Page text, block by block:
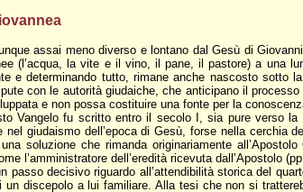
assai meno diverso e lontano dal Gesù di
(l’acqua, la vite e il vino, il pane, il pastore) a una
e determinando tutto, rimane anche nascosto
con le autorità giudaiche, che anticipano il
e non possa costituire una fonte per la
Vangelo fu scritto entro il secolo I, sia pure verso
nel giudaismo dell’epoca di Gesù, forse nella cerchia
una soluzione che rimanda originariamente
l’amministratore dell’eredità ricevuta dall’Apostolo
passo decisivo riguardo all’attendibilità storica del
un discepolo a lui familiare. Alla tesi che non si